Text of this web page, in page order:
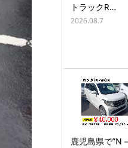
トラックR…
2026.08.7
鹿児島県で”N－